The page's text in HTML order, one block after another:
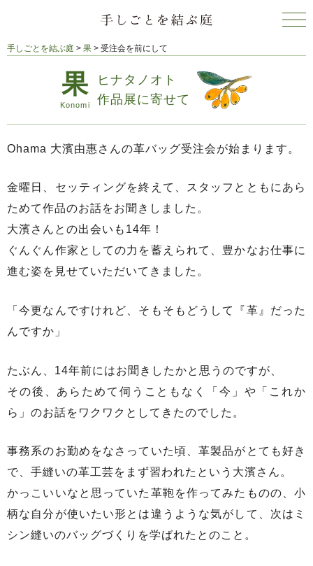
手しごとを結ぶ庭 > 果 > 受注会を前にして
ヒナタノオト
作品展に寄せて
Ohama 大濱由惠さんの革バッグ受注会が始まります。
金曜日、セッティングを終えて、スタッフとともにあら
ためて作品のお話をお聞きしました。
大濱さんとの出会いも14年！
ぐんぐん作家としての力を蓄えられて、豊かなお仕事に
進む姿を見せていただいてきました。
「今更なんですけれど、そもそもどうして『革』だった
んですか」
たぶん、14年前にはお聞きしたかと思うのですが、
その後、あらためて伺うこともなく「今」や「これか
ら」のお話をワクワクとしてきたのでした。
事務系のお勤めをなさっていた頃、革製品がとても好き
で、手縫いの革工芸をまず習われたという大濱さん。
かっこいいなと思っていた革鞄を作ってみたものの、小
柄な自分が使いたい形とは違うような気がして、次はミ
シン縫いのバッグづくりを学ばれたとのこと。